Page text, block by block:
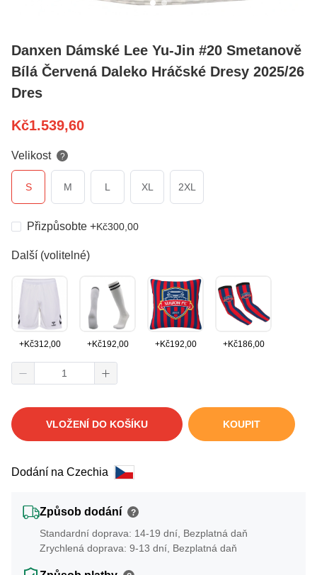
Danxen Dámské Lee Yu-Jin #20 Smetanově
Bílá Červená Daleko Hráčské Dresy 2025/26
Dres
Kč1.539,60
Velikost ?
S M L XL 2XL
Přizpůsobte +Kč300,00
Další (volitelné)
+Kč312,00 +Kč192,00 +Kč192,00 +Kč186,00
VLOŽENÍ DO KOŠÍKU KOUPIT
Dodání na Czechia
Způsob dodání ?
Standardní doprava: 14-19 dní, Bezplatná daň
Zrychlená doprava: 9-13 dní, Bezplatná daň